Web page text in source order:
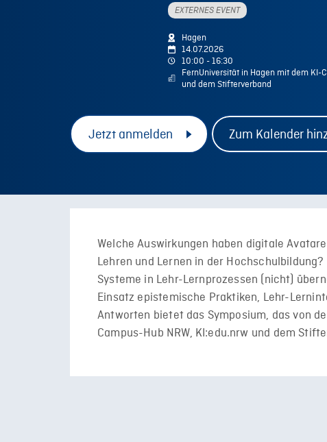
EXTERNES EVENT
Hagen
14.07.2026
10:00 - 16:30
FernUniversität in Hagen mit dem KI-
und dem Stifterverband
Jetzt anmelden Zum Kalender
Welche Auswirkungen haben digitale
Lehren und Lernen in der
Systeme in Lehr-Lernprozessen (nicht)
Einsatz epistemische Praktiken, Lehr-
Antworten bietet das Symposium, das von
Campus-Hub NRW, KI:edu.nrw und dem